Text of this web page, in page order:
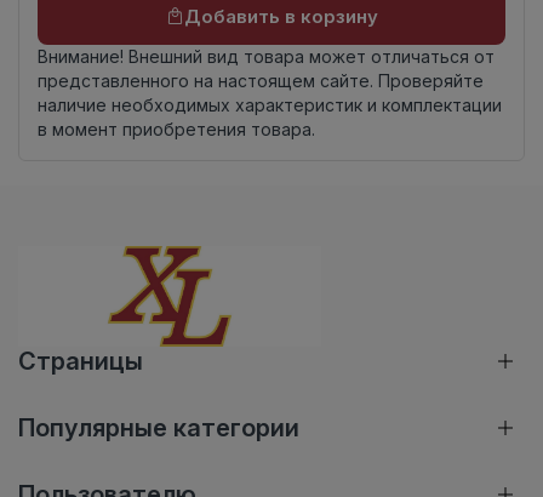
Добавить в корзину
Внимание! Внешний вид товара может отличаться от
представленного на настоящем сайте. Проверяйте
наличие необходимых характеристик и комплектации
в момент приобретения товара.
Страницы
Популярные категории